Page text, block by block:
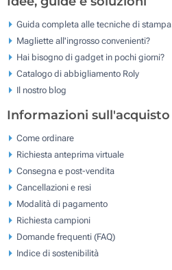
Guida completa alle tecniche di stampa
Magliette all'ingrosso convenienti?
Hai bisogno di gadget in pochi giorni?
Catalogo di abbigliamento Roly
Il nostro blog
Informazioni sull'acquisto
Come ordinare
Richiesta anteprima virtuale
Consegna e post-vendita
Cancellazioni e resi
Modalità di pagamento
Richiesta campioni
Domande frequenti (FAQ)
Indice di sostenibilità